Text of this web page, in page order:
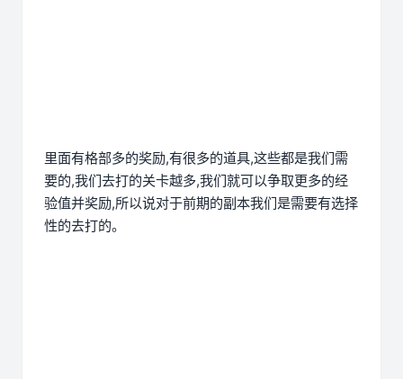
里面有格部多的奖励,有很多的道具,这些都是我们需
要的,我们去打的关卡越多,我们就可以争取更多的经
验值并奖励,所以说对于前期的副本我们是需要有选择
性的去打的。